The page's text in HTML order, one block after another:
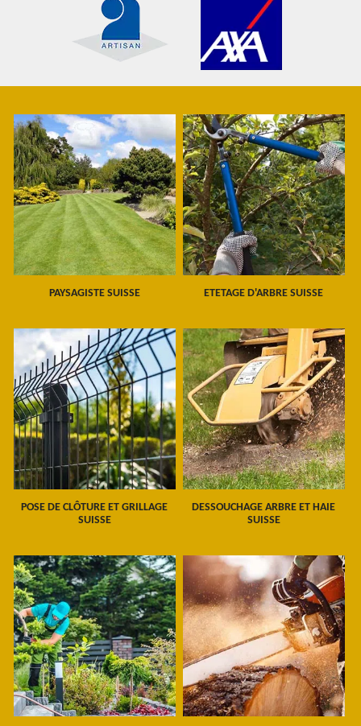
PAYSAGISTE SUISSE ETETAGE D'ARBRE SUISSE
POSE DE CLÔTURE ET GRILLAGE
SUISSE
DESSOUCHAGE ARBRE ET HAIE
SUISSE